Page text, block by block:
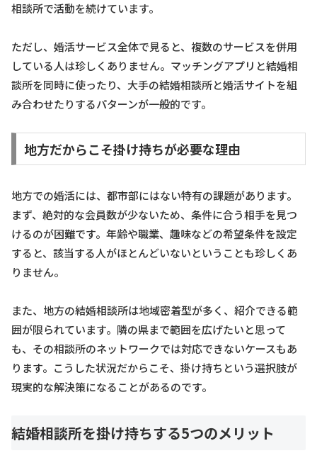
相談所で活動を続けています。
ただし、婚活サービス全体で見ると、複数のサービスを併用
している人は珍しくありません。マッチングアプリと結婚相
談所を同時に使ったり、大手の結婚相談所と婚活サイトを組
み合わせたりするパターンが一般的です。
地方だからこそ掛け持ちが必要な理由
地方での婚活には、都市部にはない特有の課題があります。
まず、絶対的な会員数が少ないため、条件に合う相手を見つ
けるのが困難です。年齢や職業、趣味などの希望条件を設定
すると、該当する人がほとんどいないということも珍しくあ
りません。
また、地方の結婚相談所は地域密着型が多く、紹介できる範
囲が限られています。隣の県まで範囲を広げたいと思って
も、その相談所のネットワークでは対応できないケースもあ
ります。こうした状況だからこそ、掛け持ちという選択肢が
現実的な解決策になることがあるのです。
結婚相談所を掛け持ちする5つのメリット